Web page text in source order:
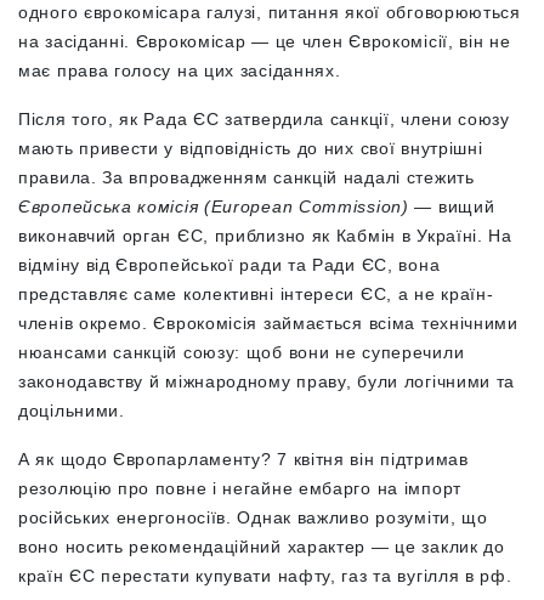
одного єврокомісара галузі, питання якої обговорюються
на засіданні. Єврокомісар — це член Єврокомісії, він не
має права голосу на цих засіданнях.
Після того, як Рада ЄС затвердила санкції, члени союзу
мають привести у відповідність до них свої внутрішні
правила. За впровадженням санкцій надалі стежить
Європейська комісія (European Commission) — вищий
виконавчий орган ЄС, приблизно як Кабмін в Україні. На
відміну від Європейської ради та Ради ЄС, вона
представляє саме колективні інтереси ЄС, а не країн-
членів окремо. Єврокомісія займається всіма технічними
нюансами санкцій союзу: щоб вони не суперечили
законодавству й міжнародному праву, були логічними та
доцільними.
А як щодо Європарламенту? 7 квітня він підтримав
резолюцію про повне і негайне ембарго на імпорт
російських енергоносіїв. Однак важливо розуміти, що
воно носить рекомендаційний характер — це заклик до
країн ЄС перестати купувати нафту, газ та вугілля в рф.